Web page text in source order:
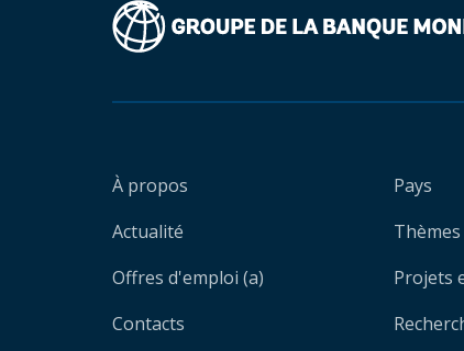
À propos
Actualité
Offres d'emploi (a)
Contacts
Pays
Thèmes
Projets